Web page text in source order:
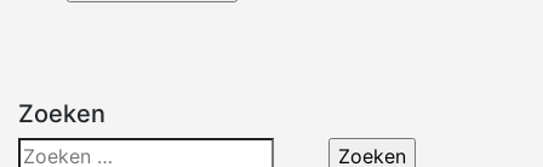
Zoeken
Zoeken